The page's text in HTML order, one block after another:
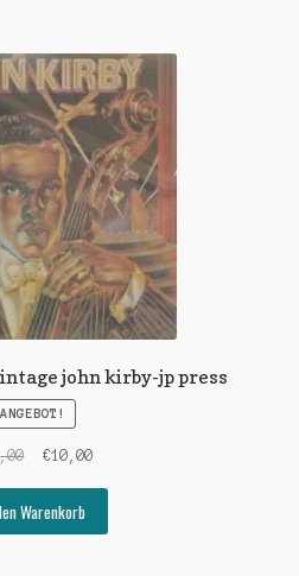
john kirby-jp press
ANGEBOT!
Ursprünglicher
war:
€24,00
€10,00Aktueller
€10,00.
Warenkorb